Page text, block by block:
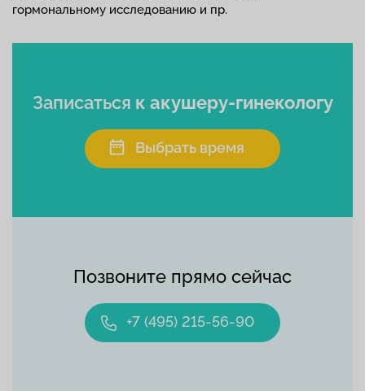
гормональному исследованию и пр.
Позвоните прямо сейчас
+7 (495) 215-56-90
Записаться к акушеру-гинекологу
Выбрать время